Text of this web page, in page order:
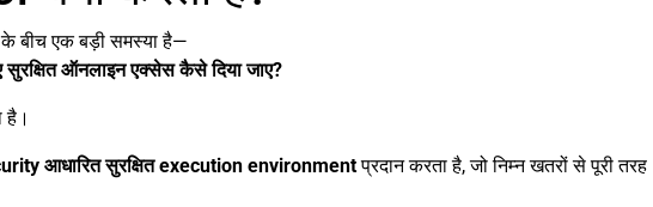
बीच एक बड़ी समस्या है—
ऑनलाइन एक्सेस कैसे दिया जाए?
है।
आधारित सुरक्षित execution environmentप्रदान करता है, जो निम्न खतरों से पूरी तरह